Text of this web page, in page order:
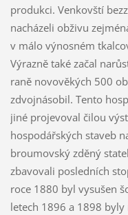
produkci. Venkovští
nacházeli obživu
v málo výnosném
Výrazně také začal
raně novověkých 500
zdvojnásobil. Tento
jiné projevoval čilou
hospodářských staveb
broumovský zděný
zbavovali posledních
roce 1880 byl vysušen
letech 1896 a 1898